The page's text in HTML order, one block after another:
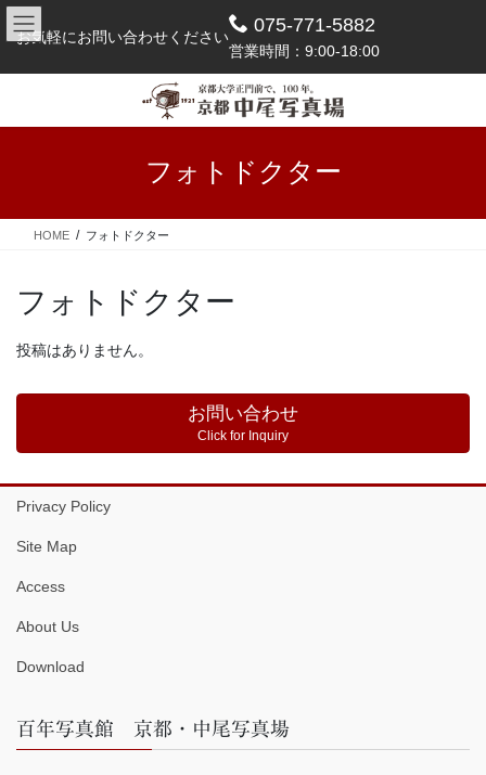
コ
ン
ン
へ
ナ
ビ
ー
ョ
お気軽にお問い合わせください
075-771-5882
営業時間：9:00-18:00
フォトドクター
HOME フォトドクター
フォトドクター
投稿はありません。
お問い合わせ
Click for Inquiry
Privacy Policy
Site Map
Access
About Us
Download
百年写真館 京都・中尾写真場